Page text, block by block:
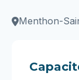
Menthon-